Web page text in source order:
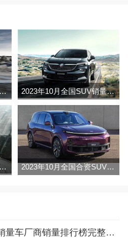
2023年11月全国SUV销量排行榜完整版(零售量 2023年10月全国SUV销量排行榜完整版(出口量
2023年10月全国合资SUV销量排行榜完整版(批发量 2023年10月全国合资SUV销量排行榜完整版(出口量
2016年2月SUV销量车厂商销量排行榜完整版名单